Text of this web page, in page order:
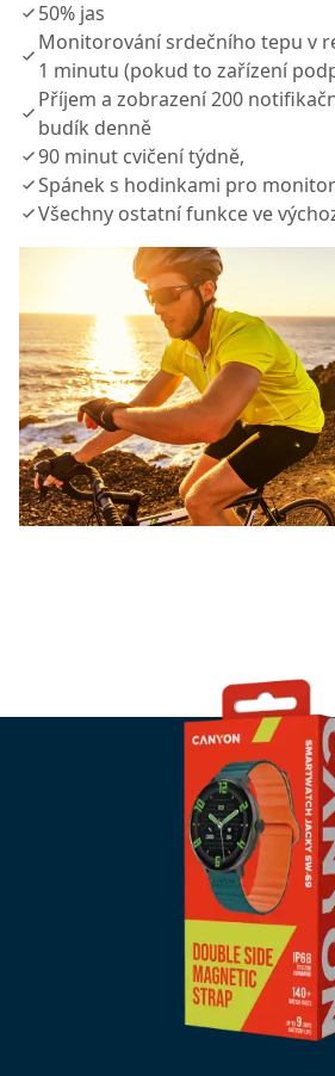
50% jas
Monitorování srdečního tepu v
1 minutu (pokud to zařízení
Příjem a zobrazení 200
budík denně
90 minut cvičení týdně,
Spánek s hodinkami pro
Všechny ostatní funkce ve